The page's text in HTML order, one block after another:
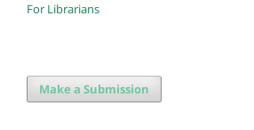
For Librarians
Make a Submission